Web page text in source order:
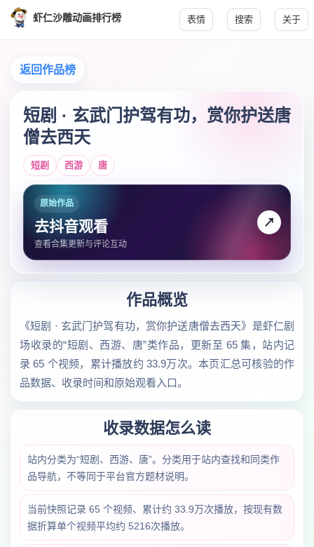
虾仁沙雕动画排行榜 表情 搜索 关于
返回作品榜
短剧 · 玄武门护驾有功，赏你护送唐
僧去西天
短剧 西游 唐
原始作品
去抖音观看
查看合集更新与评论互动
↗
作品概览
《短剧 · 玄武门护驾有功，赏你护送唐僧去西天》是虾仁剧
场收录的“短剧、西游、唐”类作品，更新至 65 集，站内记
录 65 个视频，累计播放约 33.9万次。本页汇总可核验的作
品数据、收录时间和原始观看入口。
收录数据怎么读
站内分类为“短剧、西游、唐”。分类用于站内查找和同类作
品导航，不等同于平台官方题材说明。
当前快照记录 65 个视频、累计约 33.9万次播放，按现有数
据折算单个视频平均约 5216次播放。